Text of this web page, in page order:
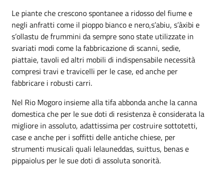
Le piante che crescono spontanee a ridosso del fiume e
negli anfratti come il pioppo bianco e nero,s’abiu, s’àxibi e
s’ollastu de frummini da sempre sono state utilizzate in
svariati modi come la fabbricazione di scanni, sedie,
piattaie, tavoli ed altri mobili di indispensabile necessità
compresi travi e travicelli per le case, ed anche per
fabbricare i robusti carri.
Nel Rio Mogoro insieme alla tifa abbonda anche la canna
domestica che per le sue doti di resistenza è considerata la
migliore in assoluto, adattissima per costruire sottotetti,
case e anche per i soffitti delle antiche chiese, per
strumenti musicali quali lelauneddas, suittus, benas e
pippaiolus per le sue doti di assoluta sonorità.